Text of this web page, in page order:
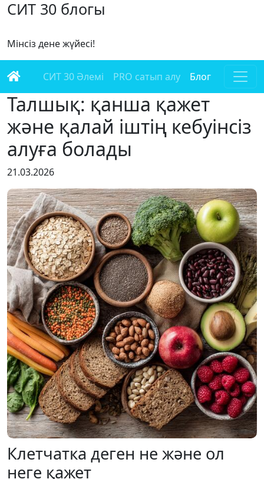
СИТ 30 блогы
Мінсіз дене жүйесі!
СИТ 30 Әлемі PRO сатып алу Блог
Талшық: қанша қажет
және қалай іштің кебуінсіз
алуға болады
21.03.2026
Клетчатка деген не және ол
неге қажет